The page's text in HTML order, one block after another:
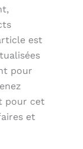
est
pour
pour cet
et